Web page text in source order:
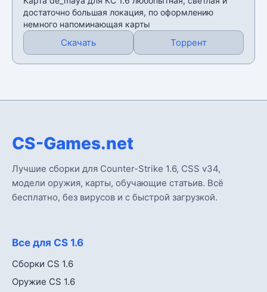
достаточно большая локация, по оформлению
немного напоминающая карты
Скачать Торрент
CS-Games.net
Лучшие сборки для Counter-Strike 1.6, CSS v34,
модели оружия, карты, обучающие статьив. Всё
бесплатно, без вирусов и с быстрой загрузкой.
Все для CS 1.6
Сборки CS 1.6
Оружие CS 1.6